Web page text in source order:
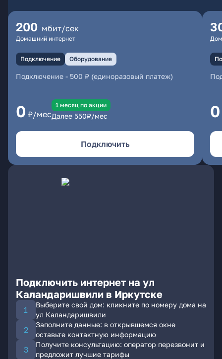
200 мбит/сек
Домашний интернет
Подключение Оборудование
Подключение - 500 ₽ (единоразовый платеж)
0 ₽/мес
1 месяц по акции
Далее 550₽/мес
Подключить
0
Подключить интернет на ул
Каландаришвили в Иркутске
Выберите свой дом: кликните по номеру дома на
ул Каландаришвили
Заполните данные: в открывшемся окне
оставьте контактную информацию
Получите консультацию: оператор перезвонит и
предложит лучшие тарифы